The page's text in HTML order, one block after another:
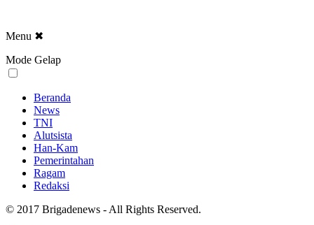
Menu ✖
Mode Gelap
Beranda
News
TNI
Alutsista
Han-Kam
Pemerintahan
Ragam
Redaksi
© 2017 Brigadenews - All Rights Reserved.